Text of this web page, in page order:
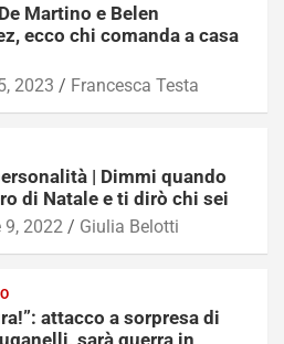
Martino e Belen
ecco chi comanda a casa
2023 Francesca Testa
| Dimmi quando
di Natale e ti dirò chi sei
9, 2022 Giulia Belotti
attacco a sorpresa di
sarà guerra in